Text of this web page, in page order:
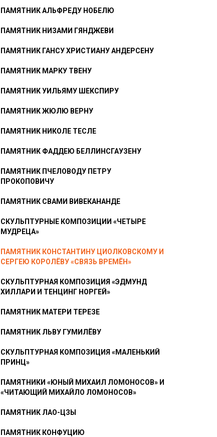
ПАМЯТНИК АЛЬФРЕДУ НОБЕЛЮ
ПАМЯТНИК НИЗАМИ ГЯНДЖЕВИ
ПАМЯТНИК ГАНСУ ХРИСТИАНУ АНДЕРСЕНУ
ПАМЯТНИК МАРКУ ТВЕНУ
ПАМЯТНИК УИЛЬЯМУ ШЕКСПИРУ
ПАМЯТНИК ЖЮЛЮ ВЕРНУ
ПАМЯТНИК НИКОЛЕ ТЕСЛЕ
ПАМЯТНИК ФАДДЕЮ БЕЛЛИНСГАУЗЕНУ
ПАМЯТНИК ПЧЕЛОВОДУ ПЕТРУ
ПРОКОПОВИЧУ
ПАМЯТНИК СВАМИ ВИВЕКАНАНДЕ
СКУЛЬПТУРНЫЕ КОМПОЗИЦИИ «ЧЕТЫРЕ
МУДРЕЦА»
ПАМЯТНИК КОНСТАНТИНУ ЦИОЛКОВСКОМУ И
СЕРГЕЮ КОРОЛЁВУ «СВЯЗЬ ВРЕМЁН»
СКУЛЬПТУРНАЯ КОМПОЗИЦИЯ «ЭДМУНД
ХИЛЛАРИ И ТЕНЦИНГ НОРГЕЙ»
ПАМЯТНИК МАТЕРИ ТЕРЕЗЕ
ПАМЯТНИК ЛЬВУ ГУМИЛЁВУ
СКУЛЬПТУРНАЯ КОМПОЗИЦИЯ «МАЛЕНЬКИЙ
ПРИНЦ»
ПАМЯТНИКИ «ЮНЫЙ МИХАИЛ ЛОМОНОСОВ» И
«ЧИТАЮЩИЙ МИХАЙЛО ЛОМОНОСОВ»
ПАМЯТНИК ЛАО-ЦЗЫ
ПАМЯТНИК КОНФУЦИЮ